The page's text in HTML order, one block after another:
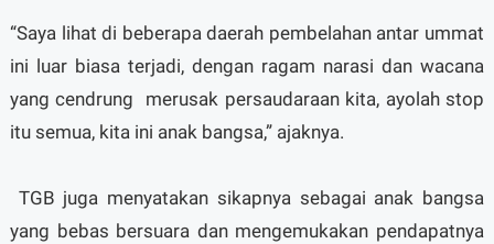
“Saya lihat di beberapa daerah pembelahan antar ummat
ini luar biasa terjadi, dengan ragam narasi dan wacana
yang cendrung merusak persaudaraan kita, ayolah stop
itu semua, kita ini anak bangsa,” ajaknya.
TGB juga menyatakan sikapnya sebagai anak bangsa
yang bebas bersuara dan mengemukakan pendapatnya